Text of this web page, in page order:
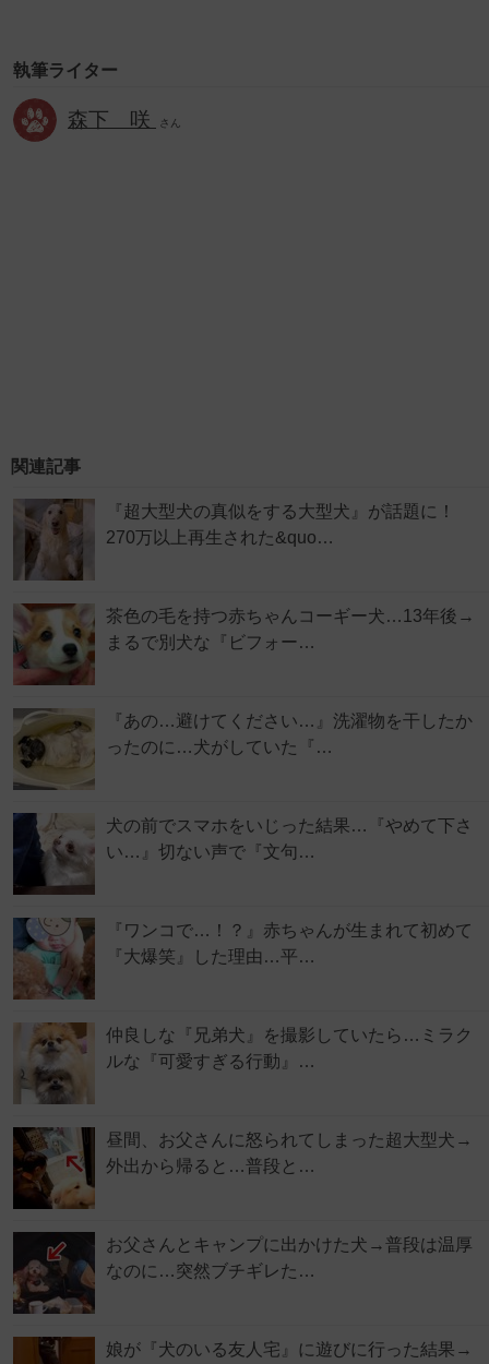
執筆ライター
森下 咲 さん
関連記事
『超大型犬の真似をする大型犬』が話題に！
270万以上再生された&quo…
茶色の毛を持つ赤ちゃんコーギー犬…13年後→
まるで別犬な『ビフォー…
『あの…避けてください…』洗濯物を干したか
ったのに…犬がしていた『…
犬の前でスマホをいじった結果…『やめて下さ
い…』切ない声で『文句…
『ワンコで…！？』赤ちゃんが生まれて初めて
『大爆笑』した理由…平…
仲良しな『兄弟犬』を撮影していたら…ミラク
ルな『可愛すぎる行動』…
昼間、お父さんに怒られてしまった超大型犬→
外出から帰ると…普段と…
お父さんとキャンプに出かけた犬→普段は温厚
なのに…突然ブチギレた…
娘が『犬のいる友人宅』に遊びに行った結果→